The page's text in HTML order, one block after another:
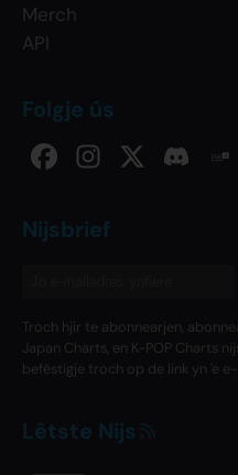
Merch
API
Folgje ús
Nijsbrief
Troch hjir te abonnearjen,
Japan Charts, en K-POP Charts
befêstigje troch op de link yn 'e
Lêtste Nijs